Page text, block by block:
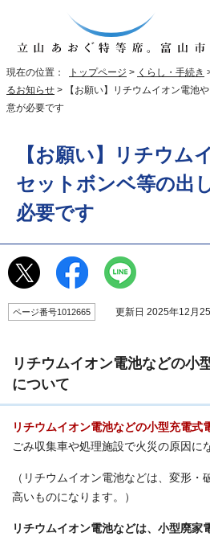
現在の位置： トップページ > くらし・手続き
るお知らせ > 【お願い】リチウムイオン電池
意が必要です
【お願い】リチウム
セットボンベ等の出
必要です
ページ番号1012665 更新日 2025年12月25
リチウムイオン電池などの小
について
リチウムイオン電池などの小型充電式
ごみ収集車や処理施設で火災の原因に
（リチウムイオン電池などは、変形
高いものになります。）
リチウムイオン電池などは、小型廃家